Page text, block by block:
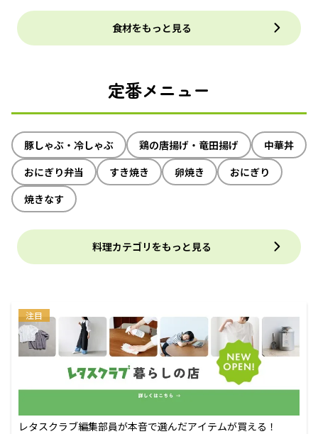
食材をもっと見る
定番メニュー
豚しゃぶ・冷しゃぶ 鶏の唐揚げ・竜田揚げ
中華丼
おにぎり弁当
すき焼き 卵焼き
おにぎり
焼きなす
料理カテゴリをもっと見る
注目
レタスクラブ編集部員が本音で選んだアイテムが買える！